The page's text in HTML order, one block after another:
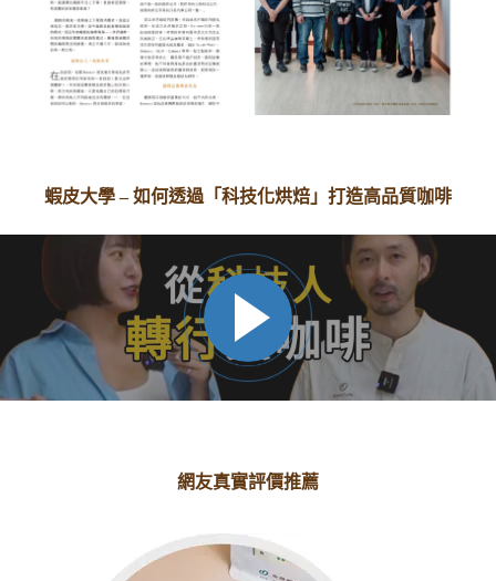
蝦皮大學 – 如何透過「科技化烘焙」打造高品質咖啡
網友真實評價推薦